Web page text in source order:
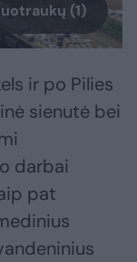
(1)
ir po Pilies
sienutė bei
darbai
pat